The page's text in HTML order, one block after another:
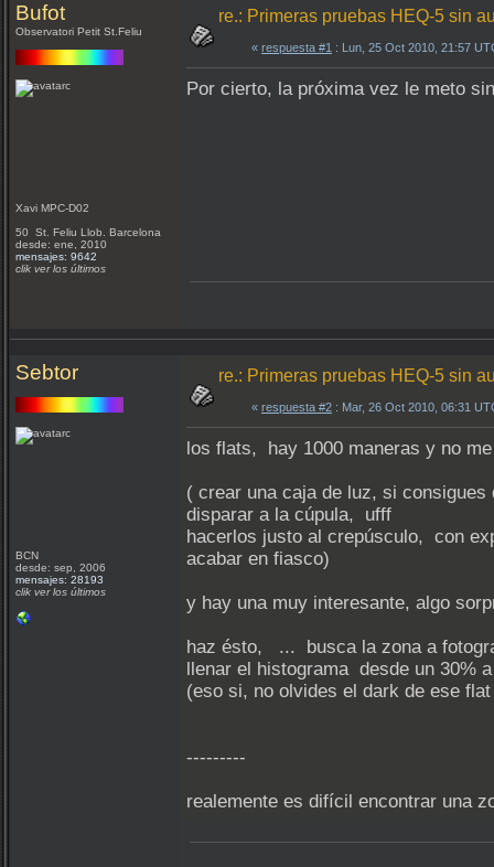
Bufot
Observatori Petit St.Feliu
Xavi MPC-D02
50 St. Feliu Llob. Barcelona
desde: ene, 2010
mensajes: 9642
clik ver los últimos
re.: Primeras pruebas HEQ-5 sin
« respuesta #1 : Lun, 25 Oct 2010, 21:57
Por cierto, la próxima vez le meto
Sebtor
BCN
desde: sep, 2006
mensajes: 28193
clik ver los últimos
re.: Primeras pruebas HEQ-5 sin
« respuesta #2 : Mar, 26 Oct 2010, 06:31
los flats, hay 1000 maneras y no
( crear una caja de luz, si consigues
disparar a la cúpula, ufff
hacerlos justo al crepúsculo, con
acabar en fiasco)
y hay una muy interesante, algo
haz ésto, ... busca la zona a
llenar el histograma desde un 30%
(eso si, no olvides el dark de ese
---------
realemente es difícil encontrar una